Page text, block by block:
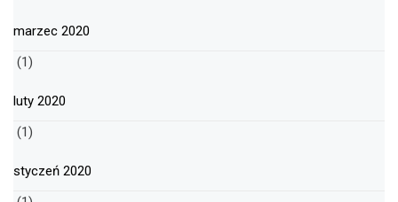
marzec 2020
(1)
luty 2020
(1)
styczeń 2020